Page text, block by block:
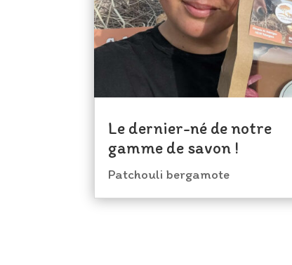
Le dernier-né de notre
gamme de savon !
Patchouli bergamote